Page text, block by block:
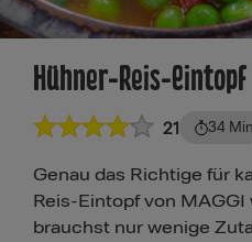
Hühner-Reis-Eintopf
21 34 Min
Genau das Richtige für
Reis-Eintopf von
brauchst nur wenige